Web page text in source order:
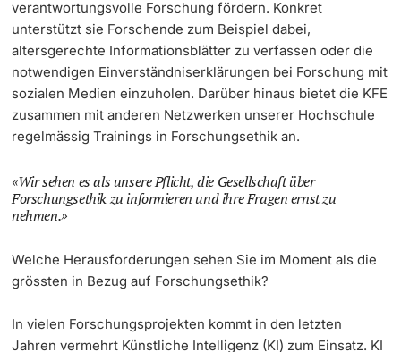
verantwortungsvolle Forschung fördern. Konkret
unterstützt sie Forschende zum Beispiel dabei,
altersgerechte Informationsblätter zu verfassen oder die
notwendigen Einverständniserklärungen bei Forschung mit
sozialen Medien einzuholen. Darüber hinaus bietet die KFE
zusammen mit anderen Netzwerken unserer Hochschule
regelmässig Trainings in Forschungsethik an.
Wir sehen es als unsere Pflicht, die Gesellschaft über
Forschungsethik zu informieren und ihre Fragen ernst zu
nehmen.
Welche Herausforderungen sehen Sie im Moment als die
grössten in Bezug auf Forschungsethik?
In vielen Forschungsprojekten kommt in den letzten
Jahren vermehrt Künstliche Intelligenz (KI) zum Einsatz. KI